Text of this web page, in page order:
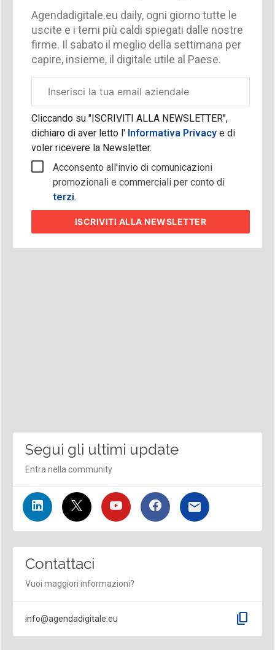
Agendadigitale.eu daily, ogni giorno tutte le
uscite e i temi più caldi spiegati dalle nostre
firme. Il sabato il meglio della settimana per
capire, insieme, il digitale utile al Paese.
aziendale
Cliccando su "ISCRIVITI ALLA NEWSLETTER",
dichiaro di aver letto l'Informativa Privacy e di
voler ricevere la Newsletter.
Acconsento all'invio di comunicazioni
promozionali e commerciali per conto di
terzi.
ISCRIVITI ALLA NEWSLETTER
Segui gli ultimi update
Entra nella community
Contattaci
Vuoi maggiori informazioni?
info@agendadigitale.eu content_copy